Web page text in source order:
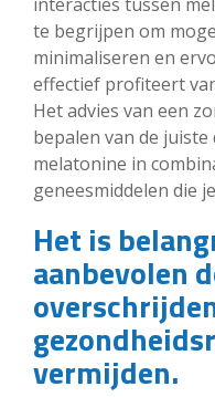
te begrijpen om
minimaliseren en
effectief profiteert
Het advies van een
bepalen van de
melatonine in
geneesmiddelen die
Het is
aanbevolen
vermijden.